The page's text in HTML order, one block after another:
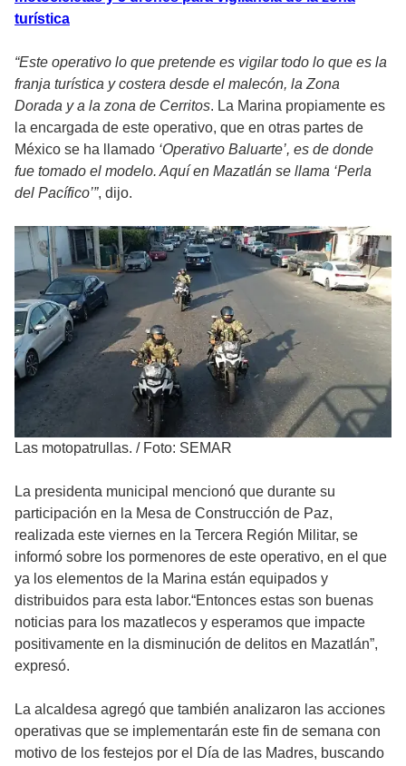
turística
“Este operativo lo que pretende es vigilar todo lo que es la
franja turística y costera desde el malecón, la Zona
Dorada y a la zona de Cerritos. La Marina propiamente es
la encargada de este operativo, que en otras partes de
México se ha llamado ‘Operativo Baluarte’, es de donde
fue tomado el modelo. Aquí en Mazatlán se llama ‘Perla
del Pacífico’”, dijo.
Las motopatrullas. / Foto: SEMAR
La presidenta municipal mencionó que durante su
participación en la Mesa de Construcción de Paz,
realizada este viernes en la Tercera Región Militar, se
informó sobre los pormenores de este operativo, en el que
ya los elementos de la Marina están equipados y
distribuidos para esta labor.“Entonces estas son buenas
noticias para los mazatlecos y esperamos que impacte
positivamente en la disminución de delitos en Mazatlán”,
expresó.
La alcaldesa agregó que también analizaron las acciones
operativas que se implementarán este fin de semana con
motivo de los festejos por el Día de las Madres, buscando